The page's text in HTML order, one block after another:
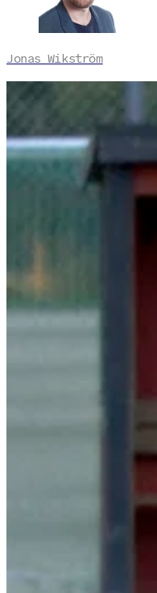
Jonas Wikström